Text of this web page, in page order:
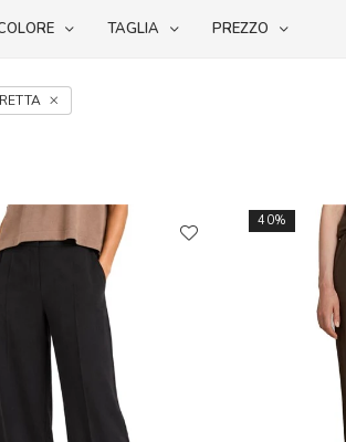
TAGLIA PREZZO
40%